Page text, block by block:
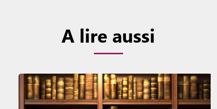
A lire aussi